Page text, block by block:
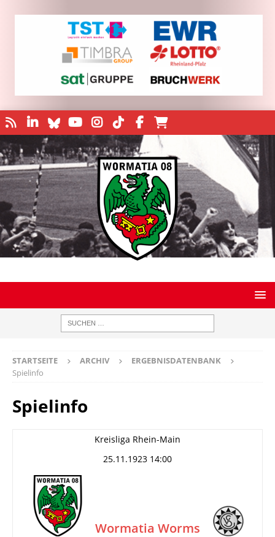
STARTSEITE ARCHIV
ERGEBNISDATENBANK
Spielinfo
Spielinfo
Kreisliga Rhein-Main
25.11.1923 14:00
Wormatia Worms